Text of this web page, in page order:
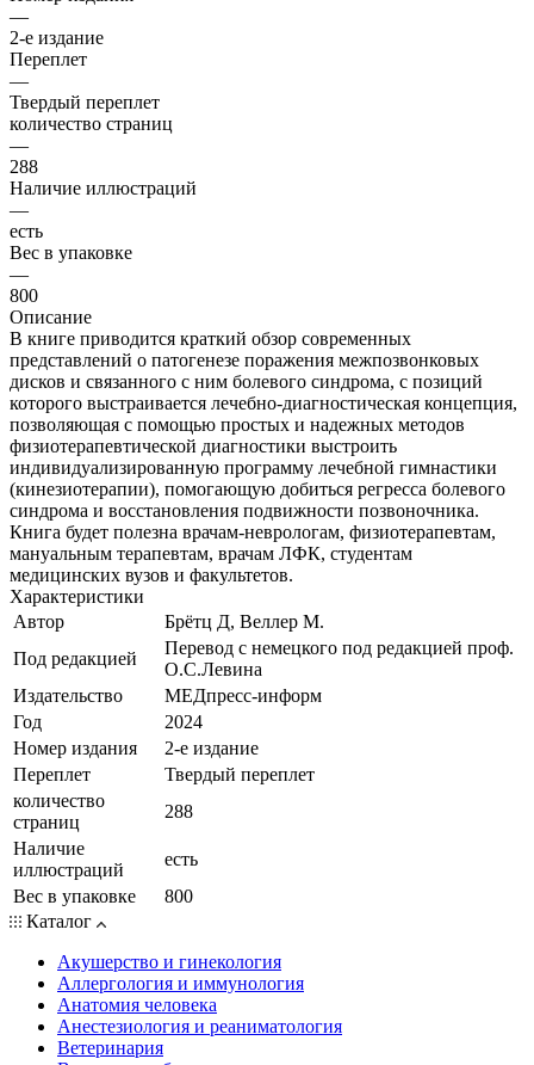
—
2-е издание
Переплет
—
Твердый переплет
количество страниц
—
288
Наличие иллюстраций
—
есть
Вес в упаковке
—
800
Описание
В книге приводится краткий обзор современных
представлений о патогенезе поражения межпозвонковых
дисков и связанного с ним болевого синдрома, с позиций
которого выстраивается лечебно-диагностическая концепция,
позволяющая с помощью простых и надежных методов
физиотерапевтической диагностики выстроить
индивидуализированную программу лечебной гимнастики
(кинезиотерапии), помогающую добиться регресса болевого
синдрома и восстановления подвижности позвоночника.
Книга будет полезна врачам-неврологам, физиотерапевтам,
мануальным терапевтам, врачам ЛФК, студентам
медицинских вузов и факультетов.
Характеристики
Автор
Брётц Д, Веллер М.
Под редакцией
Перевод с немецкого под редакцией проф.
О.С.Левина
Издательство
МЕДпресс-информ
Год
2024
Номер издания
2-е издание
Переплет
Твердый переплет
количество
страниц
288
Наличие
иллюстраций
есть
Вес в упаковке
800
Каталог
Акушерство и гинекология
Аллергология и иммунология
Анатомия человека
Анестезиология и реаниматология
Ветеринария